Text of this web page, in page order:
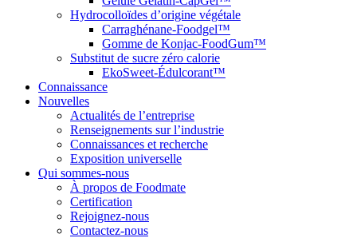
Hydrocolloïdes d’origine végétale
Carraghénane-Foodgel™
Gomme de Konjac-FoodGum™
Substitut de sucre zéro calorie
EkoSweet-Édulcorant™
Connaissance
Nouvelles
Actualités de l’entreprise
Renseignements sur l’industrie
Connaissances et recherche
Exposition universelle
Qui sommes-nous
À propos de Foodmate
Certification
Rejoignez-nous
Contactez-nous